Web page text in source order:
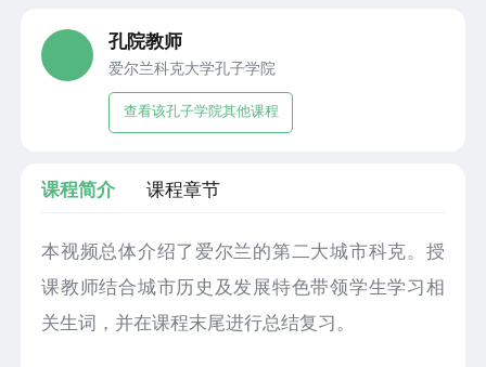
孔院教师
爱尔兰科克大学孔子学院
查看该孔子学院其他课程
课程简介 课程章节
本视频总体介绍了爱尔兰的第二大城市科克。授
课教师结合城市历史及发展特色带领学生学习相
关生词，并在课程末尾进行总结复习。